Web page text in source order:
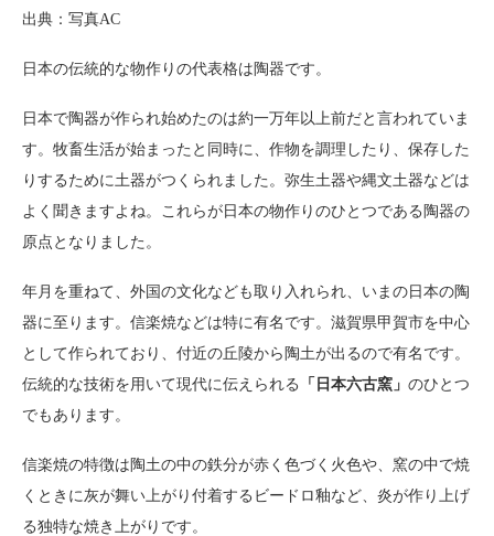
出典：写真AC
日本の伝統的な物作りの代表格は陶器です。
日本で陶器が作られ始めたのは約一万年以上前だと言われていま
す。牧畜生活が始まったと同時に、作物を調理したり、保存した
りするために土器がつくられました。弥生土器や縄文土器などは
よく聞きますよね。これらが日本の物作りのひとつである陶器の
原点となりました。
年月を重ねて、外国の文化なども取り入れられ、いまの日本の陶
器に至ります。信楽焼などは特に有名です。滋賀県甲賀市を中心
として作られており、付近の丘陵から陶土が出るので有名です。
伝統的な技術を用いて現代に伝えられる
「日本六古窯」 のひとつ
でもあります。
信楽焼の特徴は陶土の中の鉄分が赤く色づく火色や、窯の中で焼
くときに灰が舞い上がり付着するビードロ釉など、炎が作り上げ
る独特な焼き上がりです。